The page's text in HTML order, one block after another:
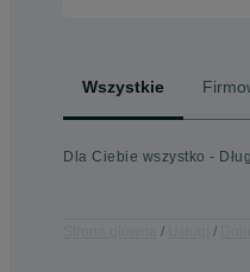
Wszystkie
Dla Ciebie wszystko -